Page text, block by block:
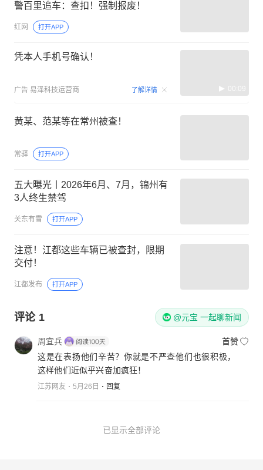
警百里追车：查扣！强制报废！
红网 打开APP
凭本人手机号确认！
广告 易泽科技运营商 了解详情 00:09
黄某、范某等在常州被查！
常驿 打开APP
五大曝光丨2026年6月、7月，锦州有
3人终生禁驾
关东有雪 打开APP
注意！江都这些车辆已被查封，限期
交付！
江都发布 打开APP
评论 1 @元宝 一起聊新闻
周宜兵
首赞
这是在表扬他们辛苦？你就是不严查他们也很积极，
这样他们近似乎兴奋加疯狂！
江苏网友 5月26日 回复
已显示全部评论